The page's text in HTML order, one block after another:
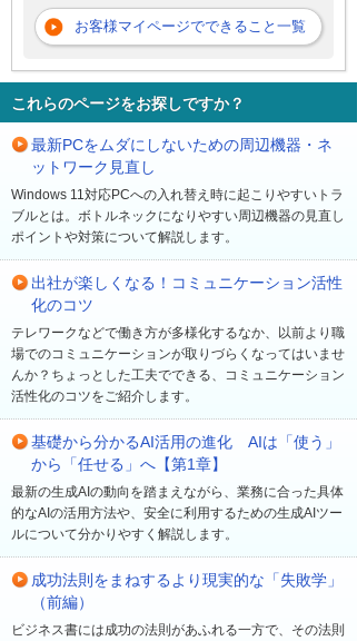
お客様マイページでできること一覧
これらのページをお探しですか？
最新PCをムダにしないための周辺機器・ネ
ットワーク見直し
Windows 11対応PCへの入れ替え時に起こりやすいトラ
ブルとは。ボトルネックになりやすい周辺機器の見直し
ポイントや対策について解説します。
出社が楽しくなる！コミュニケーション活性
化のコツ
テレワークなどで働き方が多様化するなか、以前より職
場でのコミュニケーションが取りづらくなってはいませ
んか？ちょっとした工夫でできる、コミュニケーション
活性化のコツをご紹介します。
基礎から分かるAI活用の進化 AIは「使う」
から「任せる」へ【第1章】
最新の生成AIの動向を踏まえながら、業務に合った具体
的なAIの活用方法や、安全に利用するための生成AIツー
ルについて分かりやすく解説します。
成功法則をまねするより現実的な「失敗学」
（前編）
ビジネス書には成功の法則があふれる一方で、その法則